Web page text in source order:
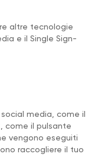
altre tecnologie
e il Single Sign-
media, come il
come il pulsante
vengono eseguiti
raccogliere il tuo